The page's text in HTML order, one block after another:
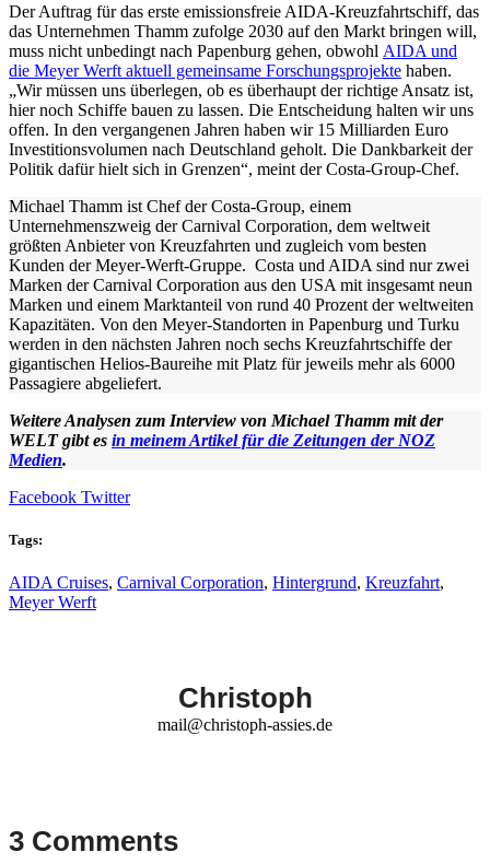
Der Auftrag für das erste emissionsfreie AIDA-Kreuzfahrtschiff, das
das Unternehmen Thamm zufolge 2030 auf den Markt bringen will,
muss nicht unbedingt nach Papenburg gehen, obwohl AIDA und
die Meyer Werft aktuell gemeinsame Forschungsprojekte haben.
„Wir müssen uns überlegen, ob es überhaupt der richtige Ansatz ist,
hier noch Schiffe bauen zu lassen. Die Entscheidung halten wir uns
offen. In den vergangenen Jahren haben wir 15 Milliarden Euro
Investitionsvolumen nach Deutschland geholt. Die Dankbarkeit der
Politik dafür hielt sich in Grenzen“, meint der Costa-Group-Chef.
Michael Thamm ist Chef der Costa-Group, einem
Unternehmenszweig der Carnival Corporation, dem weltweit
größten Anbieter von Kreuzfahrten und zugleich vom besten
Kunden der Meyer-Werft-Gruppe. Costa und AIDA sind nur zwei
Marken der Carnival Corporation aus den USA mit insgesamt neun
Marken und einem Marktanteil von rund 40 Prozent der weltweiten
Kapazitäten. Von den Meyer-Standorten in Papenburg und Turku
werden in den nächsten Jahren noch sechs Kreuzfahrtschiffe der
gigantischen Helios-Baureihe mit Platz für jeweils mehr als 6000
Passagiere abgeliefert.
Weitere Analysen zum Interview von Michael Thamm mit der
WELT gibt es in meinem Artikel für die Zeitungen der NOZ
Medien.
Facebook Twitter
Tags:
AIDA Cruises, Carnival Corporation, Hintergrund, Kreuzfahrt,
Meyer Werft
Christoph
mail@christoph-assies.de
3 Comments